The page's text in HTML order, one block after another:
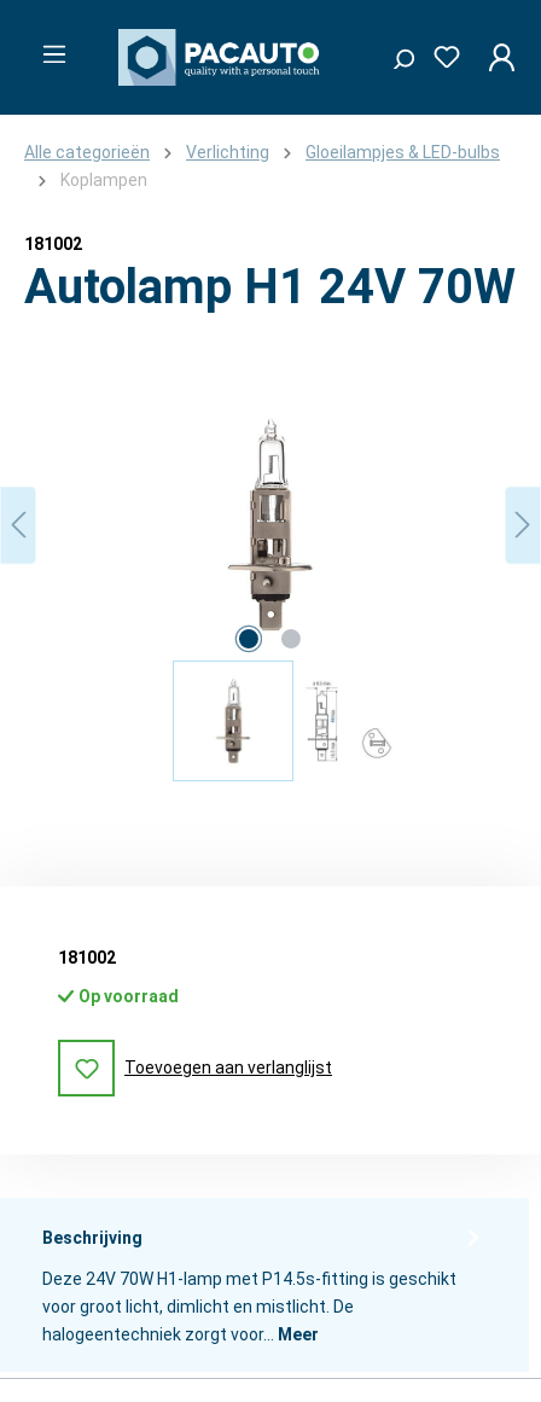
Alle categorieën Verlichting
Gloeilampjes & LED-bulbs
Koplampen
181002
Autolamp H1 24V 70W
181002
Op voorraad
Toevoegen aan verlanglijst
Beschrijving
Deze 24V 70W H1-lamp met P14.5s-fitting is geschikt
voor groot licht, dimlicht en mistlicht. De
halogeentechniek zorgt voor…
Meer